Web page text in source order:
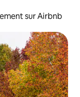
sur Airbnb